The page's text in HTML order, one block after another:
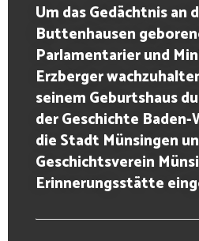
Um das Gedächtnis an
Buttenhausen
Parlamentarier und
Erzberger
seinem Geburtshaus
der Geschichte
die Stadt Münsingen
Geschichtsverein
Erinnerungsstätte